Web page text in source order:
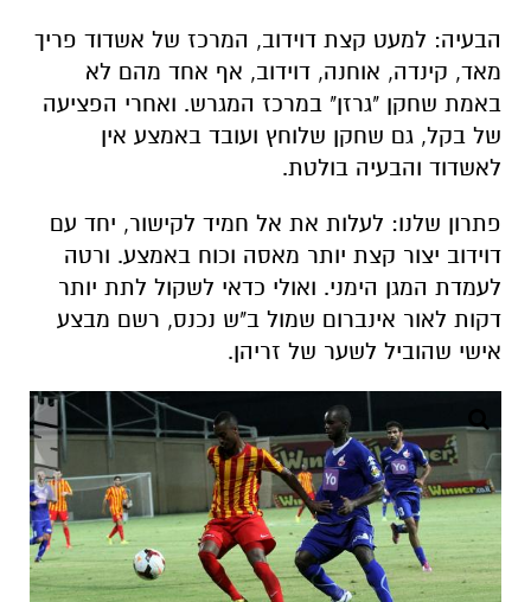
הבעיה: למעט קצת דוידוב, המרכז של אשדוד פריך
מאד, קינדה, אוחנה, דוידוב, אף אחד מהם לא
באמת שחקן "גרזן" במרכז המגרש. ואחרי הפציעה
של בקל, גם שחקן שלוחץ ועובד באמצע אין
לאשדוד והבעיה בולטת.
פתרון שלנו: לעלות את אל חמיד לקישור, יחד עם
דוידוב יצור קצת יותר מאסה וכוח באמצע. ורטה
לעמדת המגן הימני. ואולי כדאי לשקול לתת יותר
דקות לאור אינברום שמול ב"ש נכנס, רשם מבצע
אישי שהוביל לשער של זריהן.